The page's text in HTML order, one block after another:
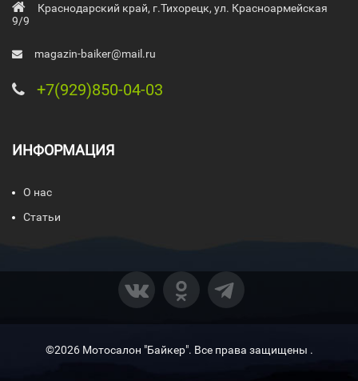
Краснодарский край, г.Тихорецк, ул. Красноармейская
9/9
magazin-baiker@mail.ru
+7(929)850-04-03
ИНФОРМАЦИЯ
О нас
Статьи
©2026 Мотосалон "Байкер". Все права защищены .